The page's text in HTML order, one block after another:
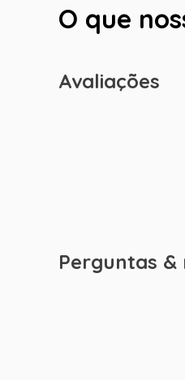
O que
Avaliações
Perguntas &